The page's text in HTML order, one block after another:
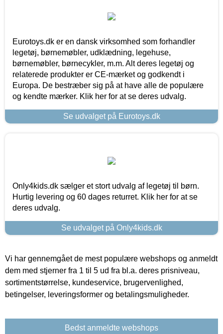
Eurotoys.dk er en dansk virksomhed som forhandler
legetøj, børnemøbler, udklædning, legehuse,
børnemøbler, børnecykler, m.m. Alt deres legetøj og
relaterede produkter er CE-mærket og godkendt i
Europa. De bestræber sig på at have alle de populære
og kendte mærker. Klik her for at se deres udvalg.
Se udvalget på Eurotoys.dk
Only4kids.dk sælger et stort udvalg af legetøj til børn.
Hurtig levering og 60 dages returret. Klik her for at se
deres udvalg.
Se udvalget på Only4kids.dk
Vi har gennemgået de mest populære webshops og anmeldt
dem med stjerner fra 1 til 5 ud fra bl.a. deres prisniveau,
sortimentstørrelse, kundeservice, brugervenlighed,
betingelser, leveringsformer og betalingsmuligheder.
Bedst anmeldte webshops